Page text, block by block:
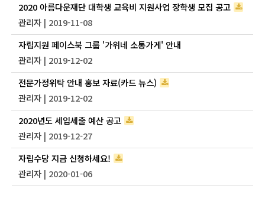
2020 아름다운재단 대학생 교육비 지원사업 장학생 모집 공고
관리자 | 2019-11-08
자립지원 페이스북 그룹 '가위네 소통가게' 안내
관리자 | 2019-12-02
전문가정위탁 안내 홍보 자료(카드 뉴스)
관리자 | 2019-12-02
2020년도 세입세출 예산 공고
관리자 | 2019-12-27
자립수당 지금 신청하세요!
관리자 | 2020-01-06